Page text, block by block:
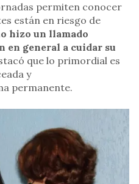
permiten conocer
están en riesgo de
hizo un llamado
en general a cuidar su
que lo primordial es
y
permanente.